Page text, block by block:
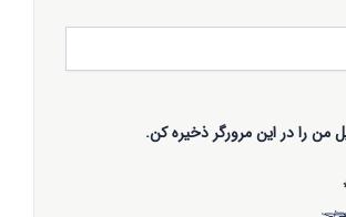
من را در این مرورگر ذخیره کن.